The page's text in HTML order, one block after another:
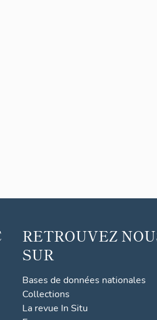
RETROUVEZ
SUR
Bases de données nationales
Collections
La revue In Situ